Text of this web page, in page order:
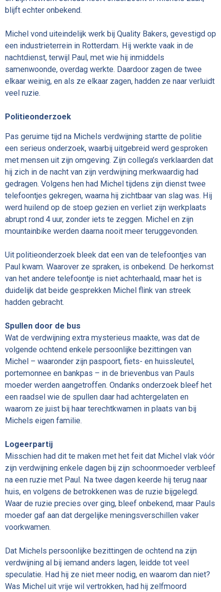
blijft echter onbekend.
Michel vond uiteindelijk werk bij Quality Bakers, gevestigd op
een industrieterrein in Rotterdam. Hij werkte vaak in de
nachtdienst, terwijl Paul, met wie hij inmiddels
samenwoonde, overdag werkte. Daardoor zagen de twee
elkaar weinig, en als ze elkaar zagen, hadden ze naar verluidt
veel ruzie.
Politieonderzoek
Pas geruime tijd na Michels verdwijning startte de politie
een serieus onderzoek, waarbij uitgebreid werd gesproken
met mensen uit zijn omgeving. Zijn collega’s verklaarden dat
hij zich in de nacht van zijn verdwijning merkwaardig had
gedragen. Volgens hen had Michel tijdens zijn dienst twee
telefoontjes gekregen, waarna hij zichtbaar van slag was. Hij
werd huilend op de stoep gezien en verliet zijn werkplaats
abrupt rond 4 uur, zonder iets te zeggen. Michel en zijn
mountainbike werden daarna nooit meer teruggevonden.
Uit politieonderzoek bleek dat een van de telefoontjes van
Paul kwam. Waarover ze spraken, is onbekend. De herkomst
van het andere telefoontje is niet achterhaald, maar het is
duidelijk dat beide gesprekken Michel flink van streek
hadden gebracht.
Spullen door de bus
Wat de verdwijning extra mysterieus maakte, was dat de
volgende ochtend enkele persoonlijke bezittingen van
Michel – waaronder zijn paspoort, fiets- en huissleutel,
portemonnee en bankpas – in de brievenbus van Pauls
moeder werden aangetroffen. Ondanks onderzoek bleef het
een raadsel wie de spullen daar had achtergelaten en
waarom ze juist bij haar terechtkwamen in plaats van bij
Michels eigen familie.
Logeerpartij
Misschien had dit te maken met het feit dat Michel vlak vóór
zijn verdwijning enkele dagen bij zijn schoonmoeder verbleef
na een ruzie met Paul. Na twee dagen keerde hij terug naar
huis, en volgens de betrokkenen was de ruzie bijgelegd.
Waar de ruzie precies over ging, bleef onbekend, maar Pauls
moeder gaf aan dat dergelijke meningsverschillen vaker
voorkwamen.
Dat Michels persoonlijke bezittingen de ochtend na zijn
verdwijning al bij iemand anders lagen, leidde tot veel
speculatie. Had hij ze niet meer nodig, en waarom dan niet?
Was Michel uit vrije wil vertrokken, had hij zelfmoord